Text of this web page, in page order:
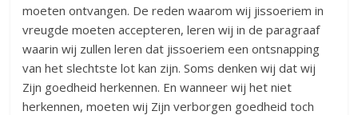
moeten ontvangen. De reden waarom wij jissoeriem in
vreugde moeten accepteren, leren wij in de paragraaf
waarin wij zullen leren dat jissoeriem een ontsnapping
van het slechtste lot kan zijn. Soms denken wij dat wij
Zijn goedheid herkennen. En wanneer wij het niet
herkennen, moeten wij Zijn verborgen goedheid toch